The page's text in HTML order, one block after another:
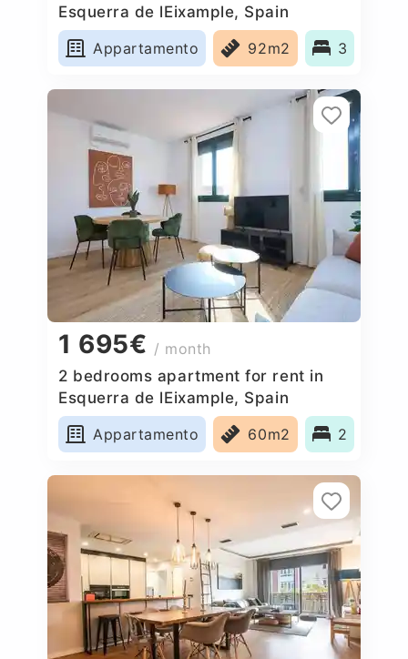
Esquerra de lEixample, Spain
Appartamento
92m2 3
1 695€ / month
2 bedrooms apartment for rent in
Esquerra de lEixample, Spain
Appartamento
60m2 2